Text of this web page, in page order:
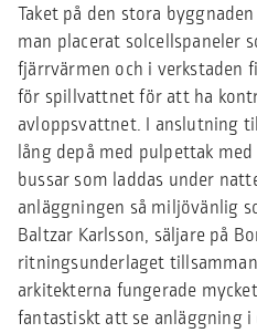
Taket på den stora
man placerat solcellspaneler
fjärrvärmen och i verkstaden
för spillvattnet för att ha
avloppsvattnet. I anslutning
lång depå med pulpettak
bussar som laddas under
anläggningen så miljövänlig
Baltzar Karlsson, säljare på
ritningsunderlaget
arkitekterna fungerade
fantastiskt att se anläggning